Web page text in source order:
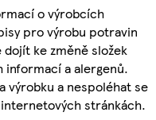
o výrobcích
pro výrobu potravin
dojít ke změně složek
a alergenů.
výrobku a nespoléhat se
stránkách.